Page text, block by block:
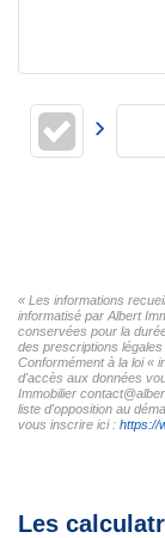
« Les informations
informatisé par Albert
conservées pour la
des prescriptions
Conformément à la loi «
d'accès aux données
Immobilier
liste d'opposition au
vous inscrire ici : https://
Les